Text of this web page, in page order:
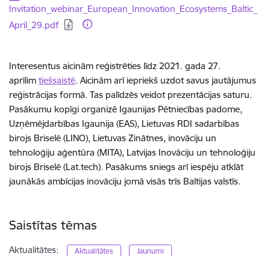
Invitation_webinar_European_Innovation_Ecosystems_Baltic_
April_29.pdf
Interesentus aicinām reģistrēties līdz 2021. gada 27.
aprīlim tiešsaistē. Aicinām arī iepriekš uzdot savus jautājumus
reģistrācijas formā. Tas palīdzēs veidot prezentācijas saturu.
Pasākumu kopīgi organizē Igaunijas Pētniecības padome,
Uzņēmējdarbības Igaunija (EAS), Lietuvas RDI sadarbības
birojs Briselē (LINO), Lietuvas Zinātnes, inovāciju un
tehnoloģiju aģentūra (MITA), Latvijas Inovāciju un tehnoloģiju
birojs Briselē (Lat.tech). Pasākums sniegs arī iespēju atklāt
jaunākās ambīcijas inovāciju jomā visās trīs Baltijas valstīs.
Saistītas tēmas
Aktualitātes: Aktualitātes Jaunumi